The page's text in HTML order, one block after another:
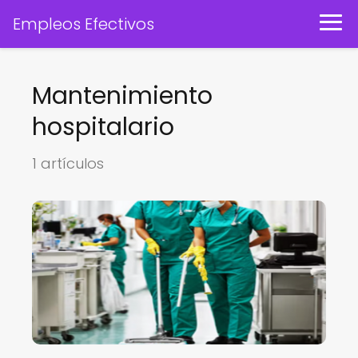
Empleos Efectivos
Mantenimiento
hospitalario
1 artículos